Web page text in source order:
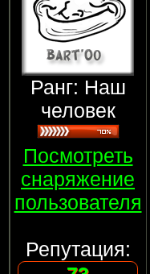
Ранг: Наш
человек
Посмотреть
снаряжение
пользователя
Репутация: